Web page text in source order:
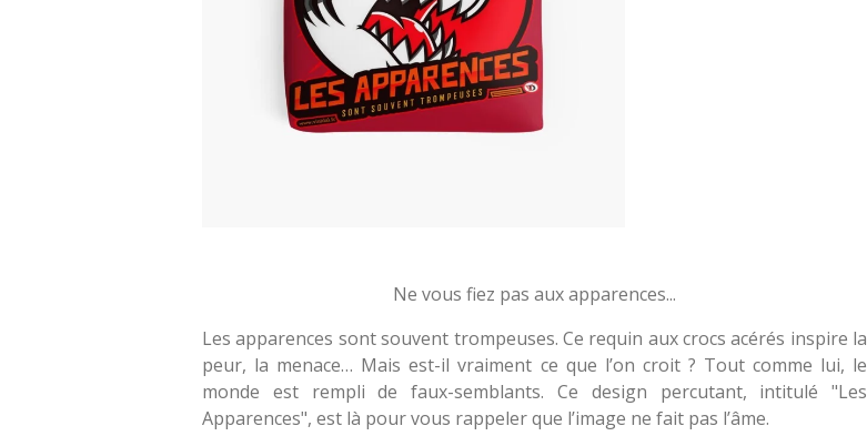
Ne vous fiez pas aux apparences...
Les apparences sont souvent trompeuses. Ce requin aux crocs acérés inspire la
peur, la menace… Mais est-il vraiment ce que l’on croit ? Tout comme lui, le
monde est rempli de faux-semblants. Ce design percutant, intitulé "Les
Apparences", est là pour vous rappeler que l’image ne fait pas l’âme.